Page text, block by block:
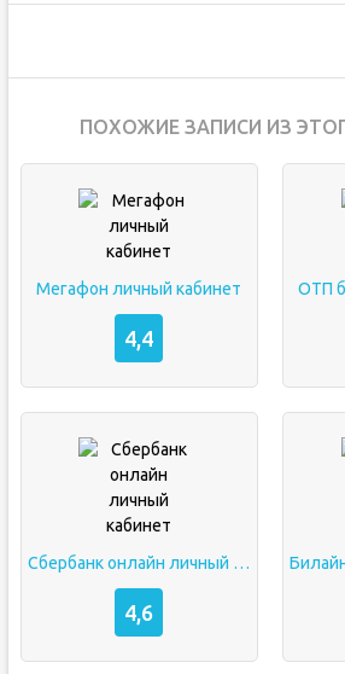
ПОХОЖИЕ ЗАПИСИ ИЗ
Мегафон личный кабинет
4,4
ОТП
Сбербанк онлайн личный кабинет
4,6